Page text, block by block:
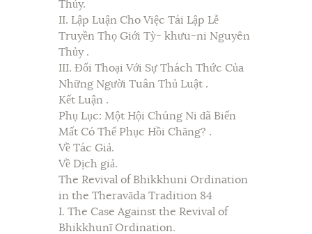
Thủy.
II. Lập Luận Cho Việc Tái Lập Lễ
Truyền Thọ Giới Tỳ- khưu-ni Nguyên
Thủy .
III. Đối Thoại Với Sự Thách Thức Của
Những Người Tuân Thủ Luật .
Kết Luận .
Phụ Lục: Một Hội Chúng Ni đã Biến
Mất Có Thể Phục Hồi Chăng? .
Về Tác Giả.
Về Dịch giả.
The Revival of Bhikkhuni Ordination
in the Theravāda Tradition 84
I. The Case Against the Revival of
Bhikkhunī Ordination.